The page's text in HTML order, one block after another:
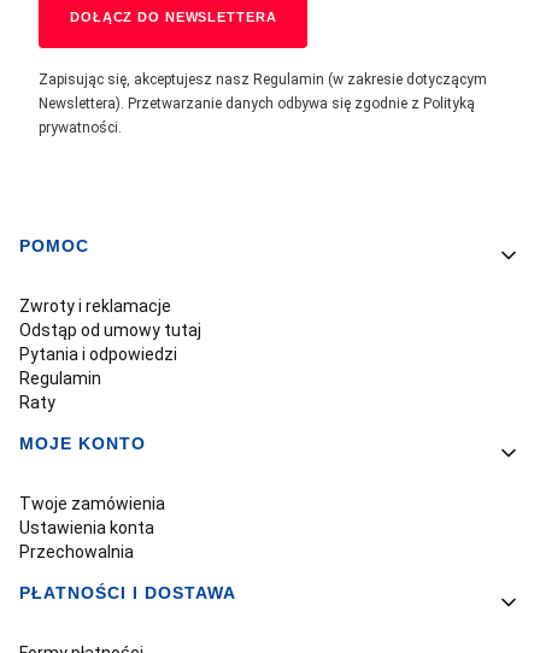
DOŁĄCZ DO NEWSLETTERA
Zapisując się, akceptujesz nasz Regulamin (w zakresie dotyczącym
Newslettera). Przetwarzanie danych odbywa się zgodnie z Polityką
prywatności.
Linki w stopce
POMOC
Zwroty i reklamacje
Odstąp od umowy tutaj
Pytania i odpowiedzi
Regulamin
Raty
MOJE KONTO
Twoje zamówienia
Ustawienia konta
Przechowalnia
PŁATNOŚCI I DOSTAWA